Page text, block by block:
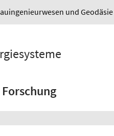
und Geodäsie
Forschung